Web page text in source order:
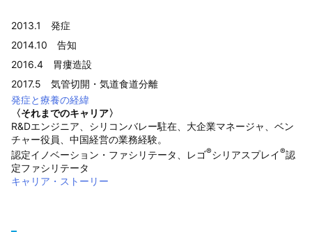
2013.1 発症
2014.10 告知
2016.4 胃瘻造設
2017.5 気管切開・気道食道分離
発症と療養の経緯
〈それまでのキャリア〉
R&Dエンジニア、シリコンバレー駐在、大企業マネージャ、ベン
チャー役員、中国経営の業務経験。
認定イノベーション・ファシリテータ、レゴ®シリアスプレイ®認
定ファシリテータ
キャリア・ストーリー